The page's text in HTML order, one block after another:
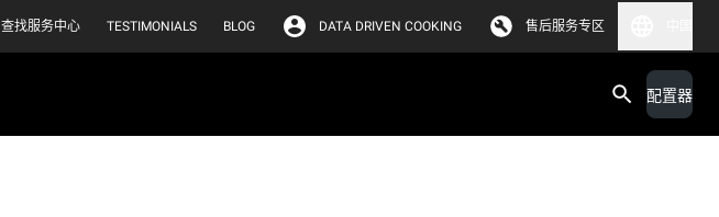
查找服务中心 TESTIMONIALS BLOG DATA DRIVEN COOKING 售后服务专区
配置器